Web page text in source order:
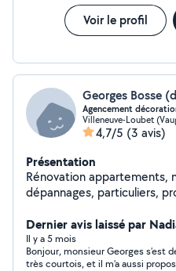
Voir le profil
Georges Bosse
Agencement
Villeneuve-Loubet
4,7/5 (3 avis)
Présentation
Rénovation appartements,
dépannages, particuliers,
aluminium devis gratuits
Dernier avis laissé par
Il y a 5 mois
Bonjour, monsieur Georges s’est
très courtois, et il m’a aussi